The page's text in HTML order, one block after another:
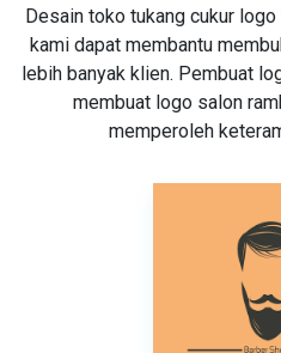
Desain toko tukang cukur
kami dapat membantu
lebih banyak klien. Pembuat
membuat logo salon
memperoleh